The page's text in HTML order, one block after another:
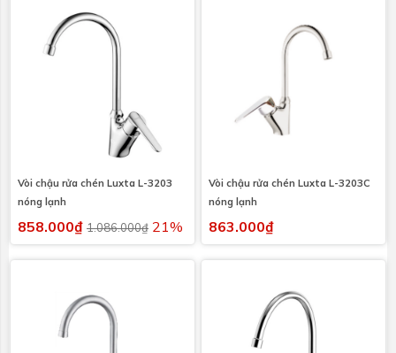
Vòi chậu rửa chén Luxta L-3203
nóng lạnh
858.000₫ 1.086.000₫ 21%
Vòi chậu rửa chén Luxta L-3203C
nóng lạnh
863.000₫